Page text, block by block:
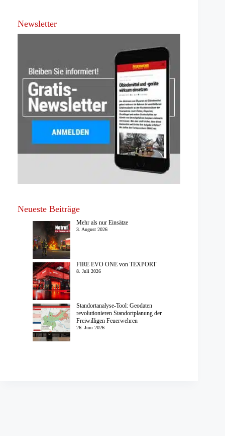
Newsletter
Neueste Beiträge
Mehr als nur Einsätze
3. August 2026
FIRE EVO ONE von TEXPORT
8. Juli 2026
Standortanalyse-Tool: Geodaten
revolutionieren Standortplanung der
Freiwilligen Feuerwehren
26. Juni 2026